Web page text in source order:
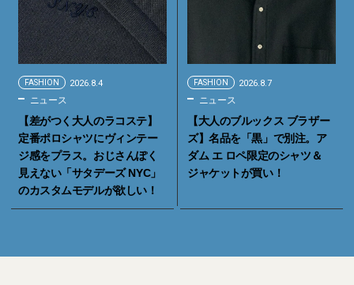
FASHION 2026.8.4
ニュース
【差がつく大人のラコステ】
定番ポロシャツにヴィンテー
ジ感をプラス。おじさんぽく
見えない「サタデーズ NYC」
のカスタムモデルが欲しい！
FASHION 2026.8.7
ニュース
【大人のブルックス ブラザー
ズ】名品を「黒」で別注。ア
ダム エ ロペ限定のシャツ＆
ジャケットが買い！